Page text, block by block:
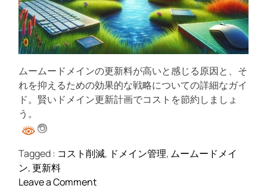
ムームードメインの更新料が高いと感じる原因と、そ
れを抑えるための効果的な戦略についての詳細なガイ
ド。賢いドメイン更新計画でコストを節約しましょ
う。
Tagged : コスト削減, ドメイン管理, ムームードメイ
ン,更新料
Leave a Commento